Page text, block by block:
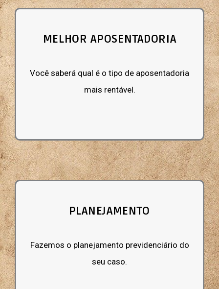
MELHOR APOSENTADORIA
Você saberá qual é o tipo de aposentadoria
mais rentável.
PLANEJAMENTO
Fazemos o planejamento previdenciário do
seu caso.